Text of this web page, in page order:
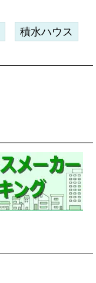
積水ハウス